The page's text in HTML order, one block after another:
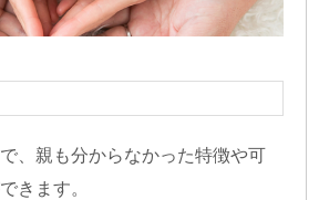
、親も分からなかった特徴や可
きます。